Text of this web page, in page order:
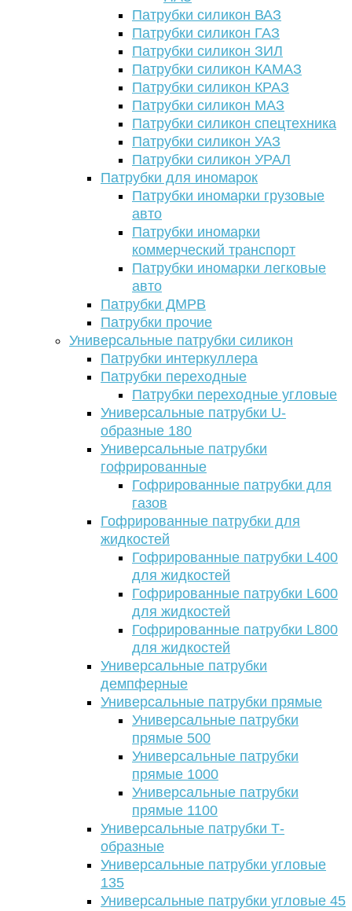
Патрубки силикон ВАЗ
Патрубки силикон ГАЗ
Патрубки силикон ЗИЛ
Патрубки силикон КАМАЗ
Патрубки силикон КРАЗ
Патрубки силикон МАЗ
Патрубки силикон спецтехника
Патрубки силикон УАЗ
Патрубки силикон УРАЛ
Патрубки для иномарок
Патрубки иномарки грузовые
авто
Патрубки иномарки
коммерческий транспорт
Патрубки иномарки легковые
авто
Патрубки ДМРВ
Патрубки прочие
Универсальные патрубки силикон
Патрубки интеркуллера
Патрубки переходные
Патрубки переходные угловые
Универсальные патрубки U-
образные 180
Универсальные патрубки
гофрированные
Гофрированные патрубки для
газов
Гофрированные патрубки для
жидкостей
Гофрированные патрубки L400
для жидкостей
Гофрированные патрубки L600
для жидкостей
Гофрированные патрубки L800
для жидкостей
Универсальные патрубки
демпферные
Универсальные патрубки прямые
Универсальные патрубки
прямые 500
Универсальные патрубки
прямые 1000
Универсальные патрубки
прямые 1100
Универсальные патрубки Т-
образные
Универсальные патрубки угловые
135
Универсальные патрубки угловые 45